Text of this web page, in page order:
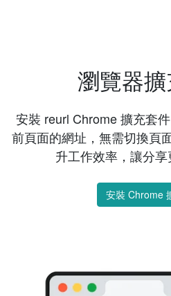
瀏覽器
安裝 reurl Chrome 擴充套
前頁面的網址，無需切換頁
升工作效率，讓分享
安裝 Chrome